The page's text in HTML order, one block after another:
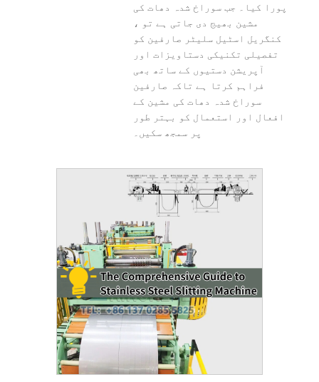
پورا کیا۔ جب سوراخ شدہ دھات کی
مشین بھیج دی جاتی ہے تو ،
کنگریل اسٹیل سلیٹر صارفین کو
تفصیلی تکنیکی دستاویزات اور
آپریشن دستیوں کے ساتھ بھی
فراہم کرتا ہے تاکہ صارفین
سوراخ شدہ دھات کی مشین کے
افعال اور استعمال کو بہتر طور
پر سمجھ سکیں۔